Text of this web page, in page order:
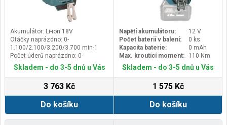
Akumulátor: Li-ion 18V
Otáčky naprázdno: 0-
1.100/2.100/3.200/3.700 min-1
Počet úderů naprázdno: 0-
2.000/3.600/4.200/4.400 min-1
Upínání nástroje: šestihran 1/4"
Skladem - do 3-5 dnů u Vás
3 763 Kč
Do košíku
Napětí akumulátoru:
12 V
Počet baterií v balení:
0 ks
Kapacita baterie:
0 mAh
Max. kroutící moment:
110 Nm
Skladem - do 3-5 dnů u Vás
1 575 Kč
Do košíku